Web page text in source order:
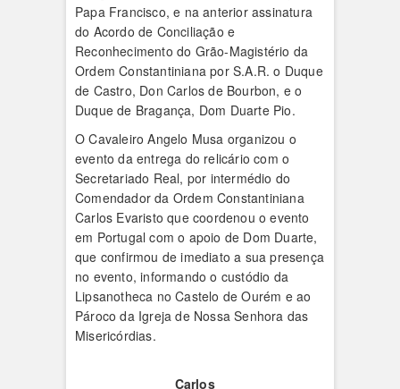
Papa Francisco, e na anterior assinatura
do Acordo de Conciliação e
Reconhecimento do Grão-Magistério da
Ordem Constantiniana por S.A.R. o Duque
de Castro, Don Carlos de Bourbon, e o
Duque de Bragança, Dom Duarte Pio.
O Cavaleiro Angelo Musa organizou o
evento da entrega do relicário com o
Secretariado Real, por intermédio do
Comendador da Ordem Constantiniana
Carlos Evaristo que coordenou o evento
em Portugal com o apoio de Dom Duarte,
que confirmou de imediato a sua presença
no evento, informando o custódio da
Lipsanotheca no Castelo de Ourém e ao
Pároco da Igreja de Nossa Senhora das
Misericórdias.
Carlos